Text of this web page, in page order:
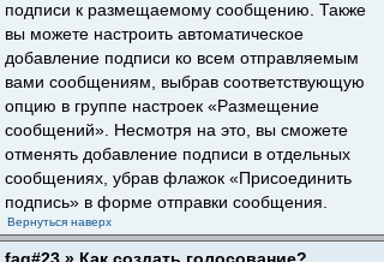
подписи к размещаемому сообщению. Также
вы можете настроить автоматическое
добавление подписи ко всем отправляемым
вами сообщениям, выбрав соответствующую
опцию в группе настроек «Размещение
сообщений». Несмотря на это, вы сможете
отменять добавление подписи в отдельных
сообщениях, убрав флажок «Присоединить
подпись» в форме отправки сообщения.
Вернуться наверх